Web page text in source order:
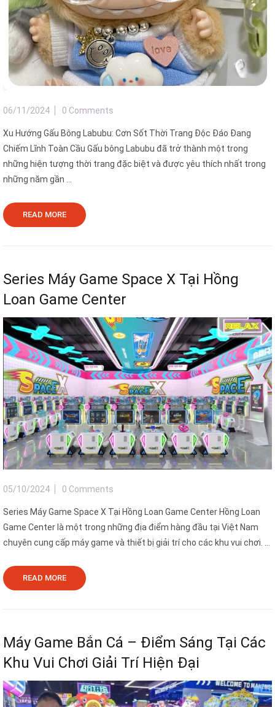
06/11/2024 0 Comments
Xu Hướng Gấu Bông Labubu: Cơn Sốt Thời Trang Độc Đáo Đang
Chiếm Lĩnh Toàn Cầu Gấu bông Labubu đã trở thành một trong
những hiện tượng thời trang đặc biệt và được yêu thích nhất trong
những năm gần ...
READ MORE
Series Máy Game Space X Tại Hồng
Loan Game Center
05/10/2024 0 Comments
Series Máy Game Space X Tại Hồng Loan Game Center Hồng Loan
Game Center là một trong những địa điểm hàng đầu tại Việt Nam
chuyên cung cấp máy game và thiết bị giải trí cho các khu vui chơi. ...
READ MORE
Máy Game Bắn Cá – Điểm Sáng Tại Các
Khu Vui Chơi Giải Trí Hiện Đại